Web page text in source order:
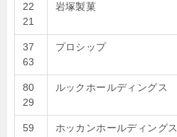
22
21
岩塚製菓
37
63
プロシップ
80
29
ルックホールディングス
59
ホッカンホールディングス